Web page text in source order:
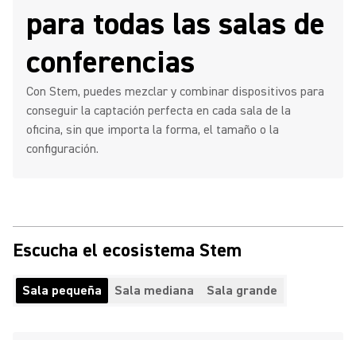
para todas las salas de
conferencias
Con Stem, puedes mezclar y combinar dispositivos para
conseguir la captación perfecta en cada sala de la
oficina, sin que importa la forma, el tamaño o la
configuración.
Escucha el ecosistema Stem
Sala pequeña Sala mediana Sala grande